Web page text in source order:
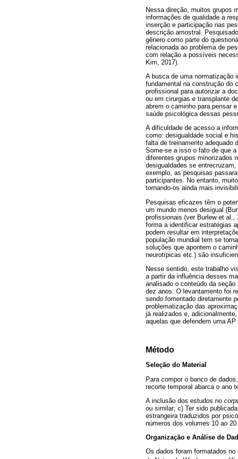
Nessa direção, muitos grupos
informações de qualidade a
inserção e participação nas
descrição amostral.
gênero como parte do
relacionada ao problema de
com relação a possíveis
Kim, 2017).
A busca de uma normatização
fundamental na construção do
profissional para autorizar a
ou em cirurgias e transplante
abrem o caminho para pensar
saúde psicológica dessas
A dificuldade de acesso a
como: desigualdade social e
falta de treinamento adequado
Some-se a isso o fato de que
diferentes grupos minorizados
desigualdades se
exemplo, as pesquisas
participantes. No entanto,
tornando-os ainda mais
Pesquisas eficazes têm o
um mundo menos desigual
profissionais (ver Burlew et al.,
forma a identificar estratégias
podem resultar em
população mundial tem se
soluções que apontem o
neurotípicas etc.) são
Nesse sentido, este trabalho
a partir da influência desses
analisado o conteúdo da
dez anos. O levantamento foi
sendo fomentado diretamente
problematização das
já realizados e,
aquelas que defendem uma
Método
Seleção do Material
Para compor o banco de
recorte temporal abarca o ano
A inclusão dos estudos no
ou similar; c) Ter sido
estrangeira traduzidos por
números dos volumes 10 ao 20
Organização e Análise de
Os dados foram formatados no